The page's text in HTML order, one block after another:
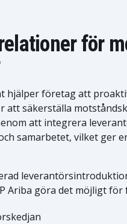
för
hjälper företag att
att säkerställa
att integrera
samarbetet, vilket ger
Ariba göra det möjligt för